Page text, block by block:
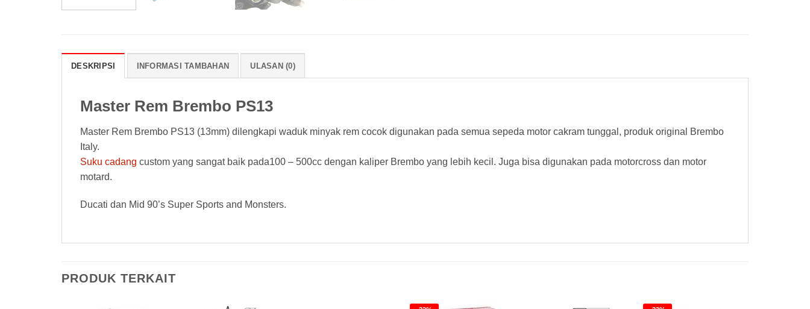
DESKRIPSI INFORMASI TAMBAHAN ULASAN (0)
Master Rem Brembo PS13
Master Rem Brembo PS13 (13mm) dilengkapi waduk minyak rem cocok digunakan pada semua sepeda motor cakram tunggal, produk original Brembo
Italy.
Suku cadang custom yang sangat baik pada100 – 500cc dengan kaliper Brembo yang lebih kecil. Juga bisa digunakan pada motorcross dan motor
motard.
Ducati dan Mid 90’s Super Sports and Monsters.
PRODUK TERKAIT